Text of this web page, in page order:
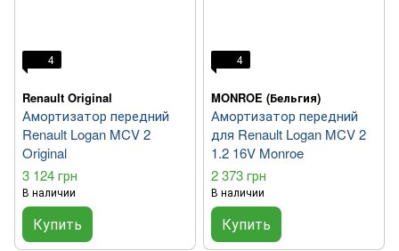
4
Renault Original
Амортизатор передний
Renault Logan MCV 2
Original
3 124 грн
В наличии
Купить
4
MONROE (Бельгия)
Амортизатор передний
для Renault Logan MCV 2
1.2 16V Monroe
2 373 грн
В наличии
Купить